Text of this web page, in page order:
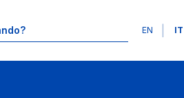
Lingue
EN IT